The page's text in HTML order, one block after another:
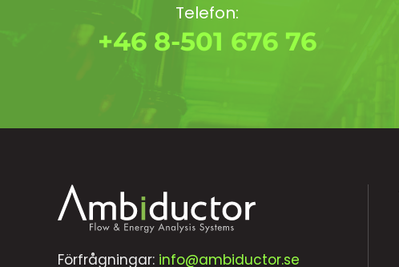
Telefon:
+46 8-501 676 76
Förfrågningar: info@ambiductor.se